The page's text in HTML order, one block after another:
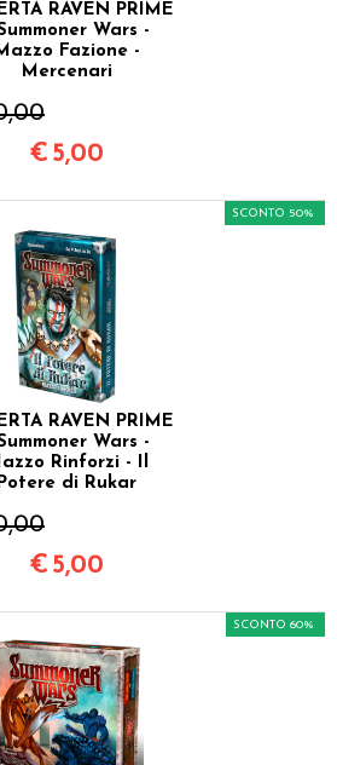
RAVEN PRIME
Wars -
Fazione -
Mercenari
€ 5,00
RAVEN PRIME
Wars -
Rinforzi - Il
di Rukar
SCONTO 50%
€ 5,00
SCONTO 60%